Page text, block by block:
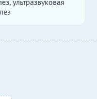
ультразвуковая